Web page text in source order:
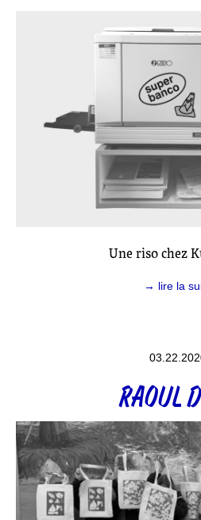
Une riso chez
→ lire la
RAOUL